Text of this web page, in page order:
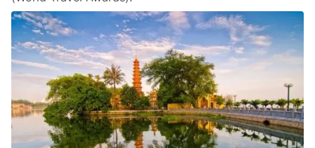
Pháp luật
Y tế
Thế giới
Tin tức
Kinh tế